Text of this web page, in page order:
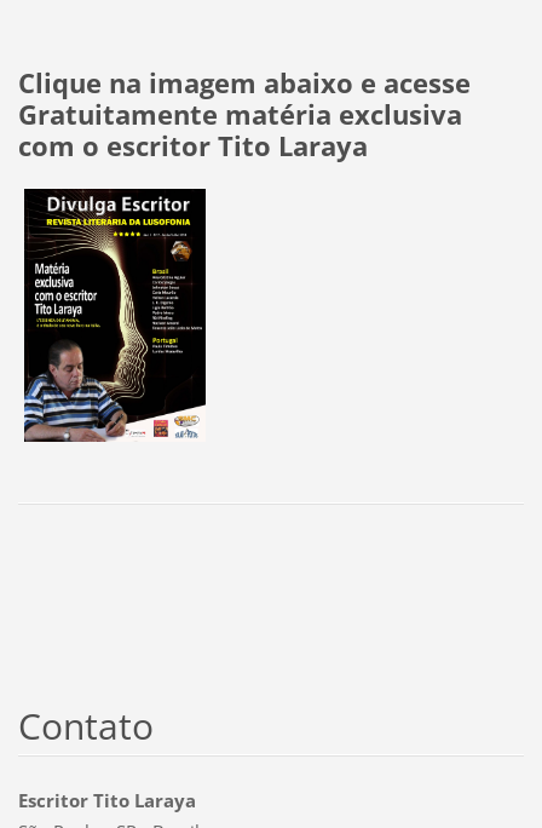
Clique na imagem abaixo e acesse
Gratuitamente matéria exclusiva
com o escritor Tito Laraya
Contato
Escritor Tito Laraya